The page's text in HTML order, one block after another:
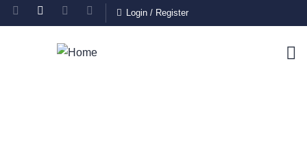
Login / Register